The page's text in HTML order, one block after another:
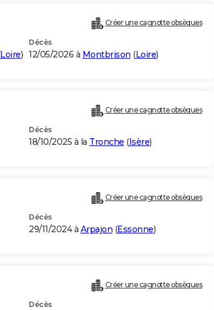
Créer une cagnotte obsèques
Loire)
Décès
12/05/2026 à Montbrison (Loire)
Créer une cagnotte obsèques
Décès
18/10/2025 à la Tronche (Isère)
Créer une cagnotte obsèques
Décès
29/11/2024 à Arpajon (Essonne)
Créer une cagnotte obsèques
Décès